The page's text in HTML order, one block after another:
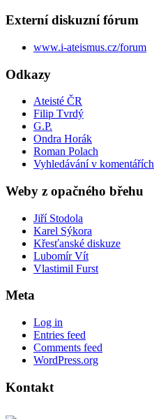
Externí diskuzní fórum
www.i-ateismus.cz/forum
Odkazy
Ateisté ČR
Filip Tvrdý
G.P.
Ondra Horák
Roman Polach
Vyhledávání v komentářích
Weby z opačného břehu
Jiří Stodola
Karel Sýkora
Křesťanské diskuze
Lubomír Vít
Vlastimil Furst
Meta
Log in
Entries feed
Comments feed
WordPress.org
Kontakt